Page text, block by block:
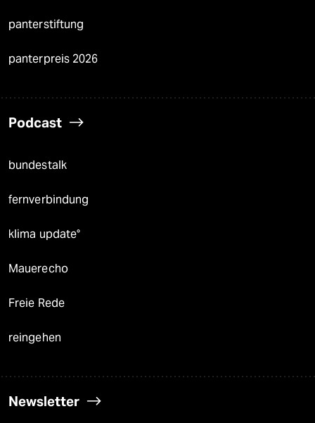
panterstiftung
panterpreis 2026
Podcast
bundestalk
fernverbindung
klima update°
Mauerecho
Freie Rede
reingehen
Newsletter